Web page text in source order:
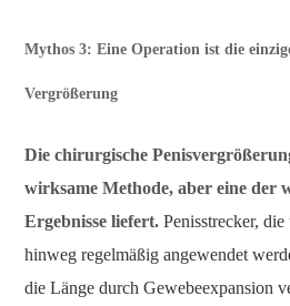
Mythos 3: Eine Operation ist die
Vergrößerung
Die chirurgische
wirksame Methode, aber eine der
Ergebnisse liefert. Penisstrecker,
hinweg regelmäßig angewendet
die Länge durch Gewebeexpansion